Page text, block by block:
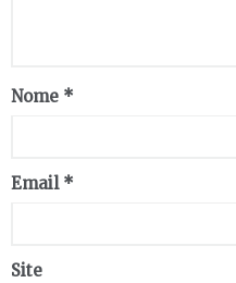
Nome *
Email *
Site